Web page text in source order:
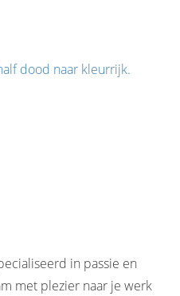
in passie en
met plezier naar je werk